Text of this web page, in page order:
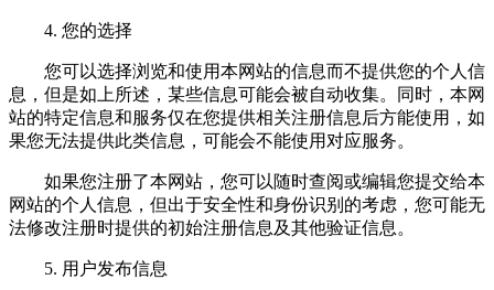
4. 您的选择
您可以选择浏览和使用本网站的信息而不提供您的个人信
息，但是如上所述，某些信息可能会被自动收集。同时，本网
站的特定信息和服务仅在您提供相关注册信息后方能使用，如
果您无法提供此类信息，可能会不能使用对应服务。
如果您注册了本网站，您可以随时查阅或编辑您提交给本
网站的个人信息，但出于安全性和身份识别的考虑，您可能无
法修改注册时提供的初始注册信息及其他验证信息。
5. 用户发布信息